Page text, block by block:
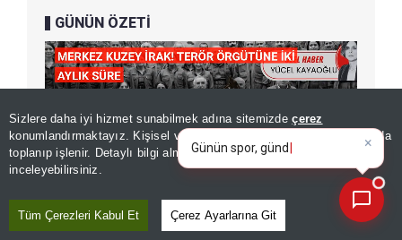
Sizlere daha iyi hizmet sunabilmek adına sitemizdeçerez
konumlandırmaktayız. Kişisel verileriniz, KVKK ve GDPR kapsamında
toplanıp işlenir. Detaylı bilgi almak içinAydınlatma Metnimizi
inceleyebilirsiniz.
Tüm Çerezleri Kabul Et Çerez Ayarlarına Git
GÜNÜN ÖZETİ
Günün spor, gündem ve
ekonomi gelişmelerini analiz
edin!